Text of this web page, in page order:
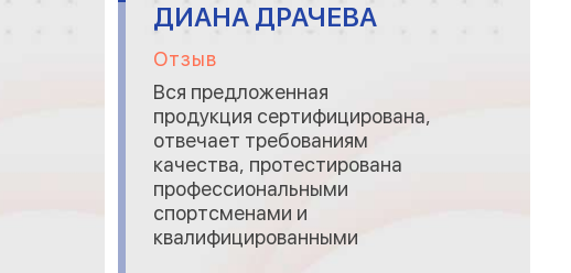
ДИАНА ДРАЧЕВА
Отзыв
Вся предложенная
продукция сертифицирована,
отвечает требованиям
качества, протестирована
профессиональными
спортсменами и
квалифицированными